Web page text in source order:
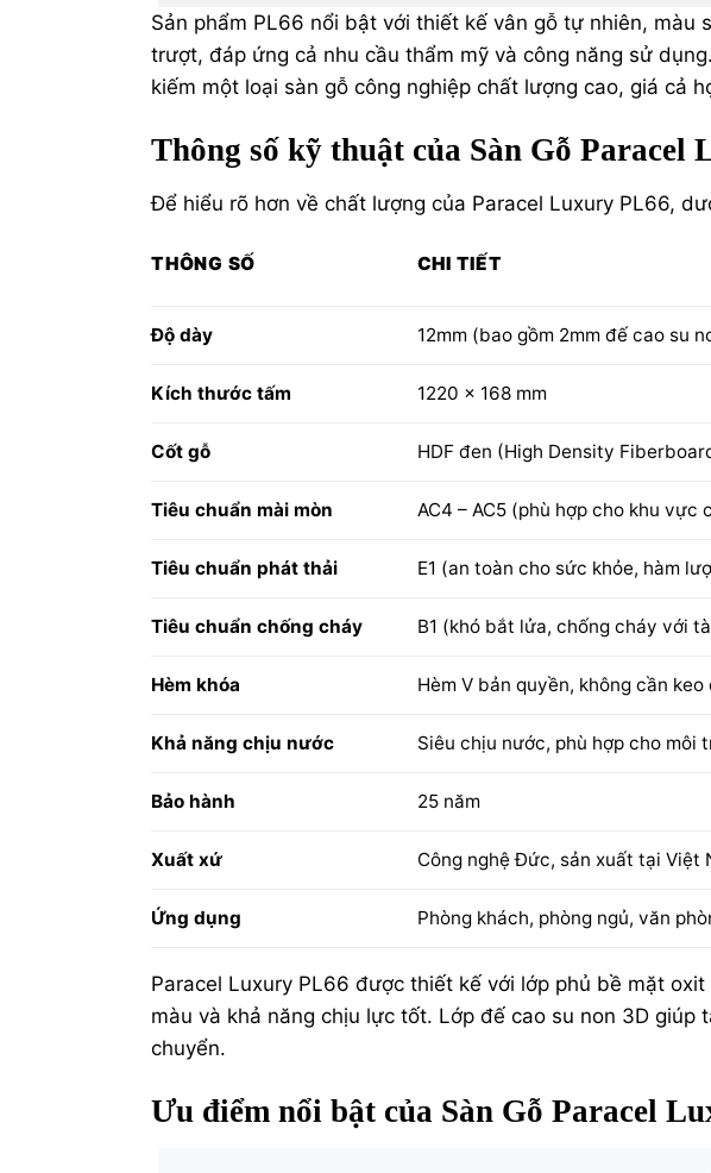
Sản phẩm PL66 nổi bật với thiết kế vân gỗ tự nhiên, màu
trượt, đáp ứng cả nhu cầu thẩm mỹ và công năng sử
kiếm một loại sàn gỗ công nghiệp chất lượng cao, giá cả
Thông số kỹ thuật của Sàn Gỗ Paracel
Để hiểu rõ hơn về chất lượng của Paracel Luxury PL66,
THÔNG SỐ CHI TIẾT
Độ dày 12mm (bao gồm 2mm đế cao su
Kích thước tấm 1220 x 168 mm
Cốt gỗ HDF đen (High Density
Tiêu chuẩn mài mòn AC4 – AC5 (phù hợp cho khu vực
Tiêu chuẩn phát thải E1 (an toàn cho sức khỏe, hàm
Tiêu chuẩn chống cháy B1 (khó bắt lửa, chống cháy với
Hèm khóa Hèm V bản quyền, không cần
Khả năng chịu nước Siêu chịu nước, phù hợp cho môi
Bảo hành 25 năm
Xuất xứ Công nghệ Đức, sản xuất tại Việt
Ứng dụng Phòng khách, phòng ngủ, văn
Paracel Luxury PL66 được thiết kế với lớp phủ bề mặt
màu và khả năng chịu lực tốt. Lớp đế cao su non 3D giúp
chuyển.
Ưu điểm nổi bật của Sàn Gỗ Paracel